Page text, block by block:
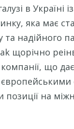
в Україні
яка має
та надійного
щорічно
що
позиції на